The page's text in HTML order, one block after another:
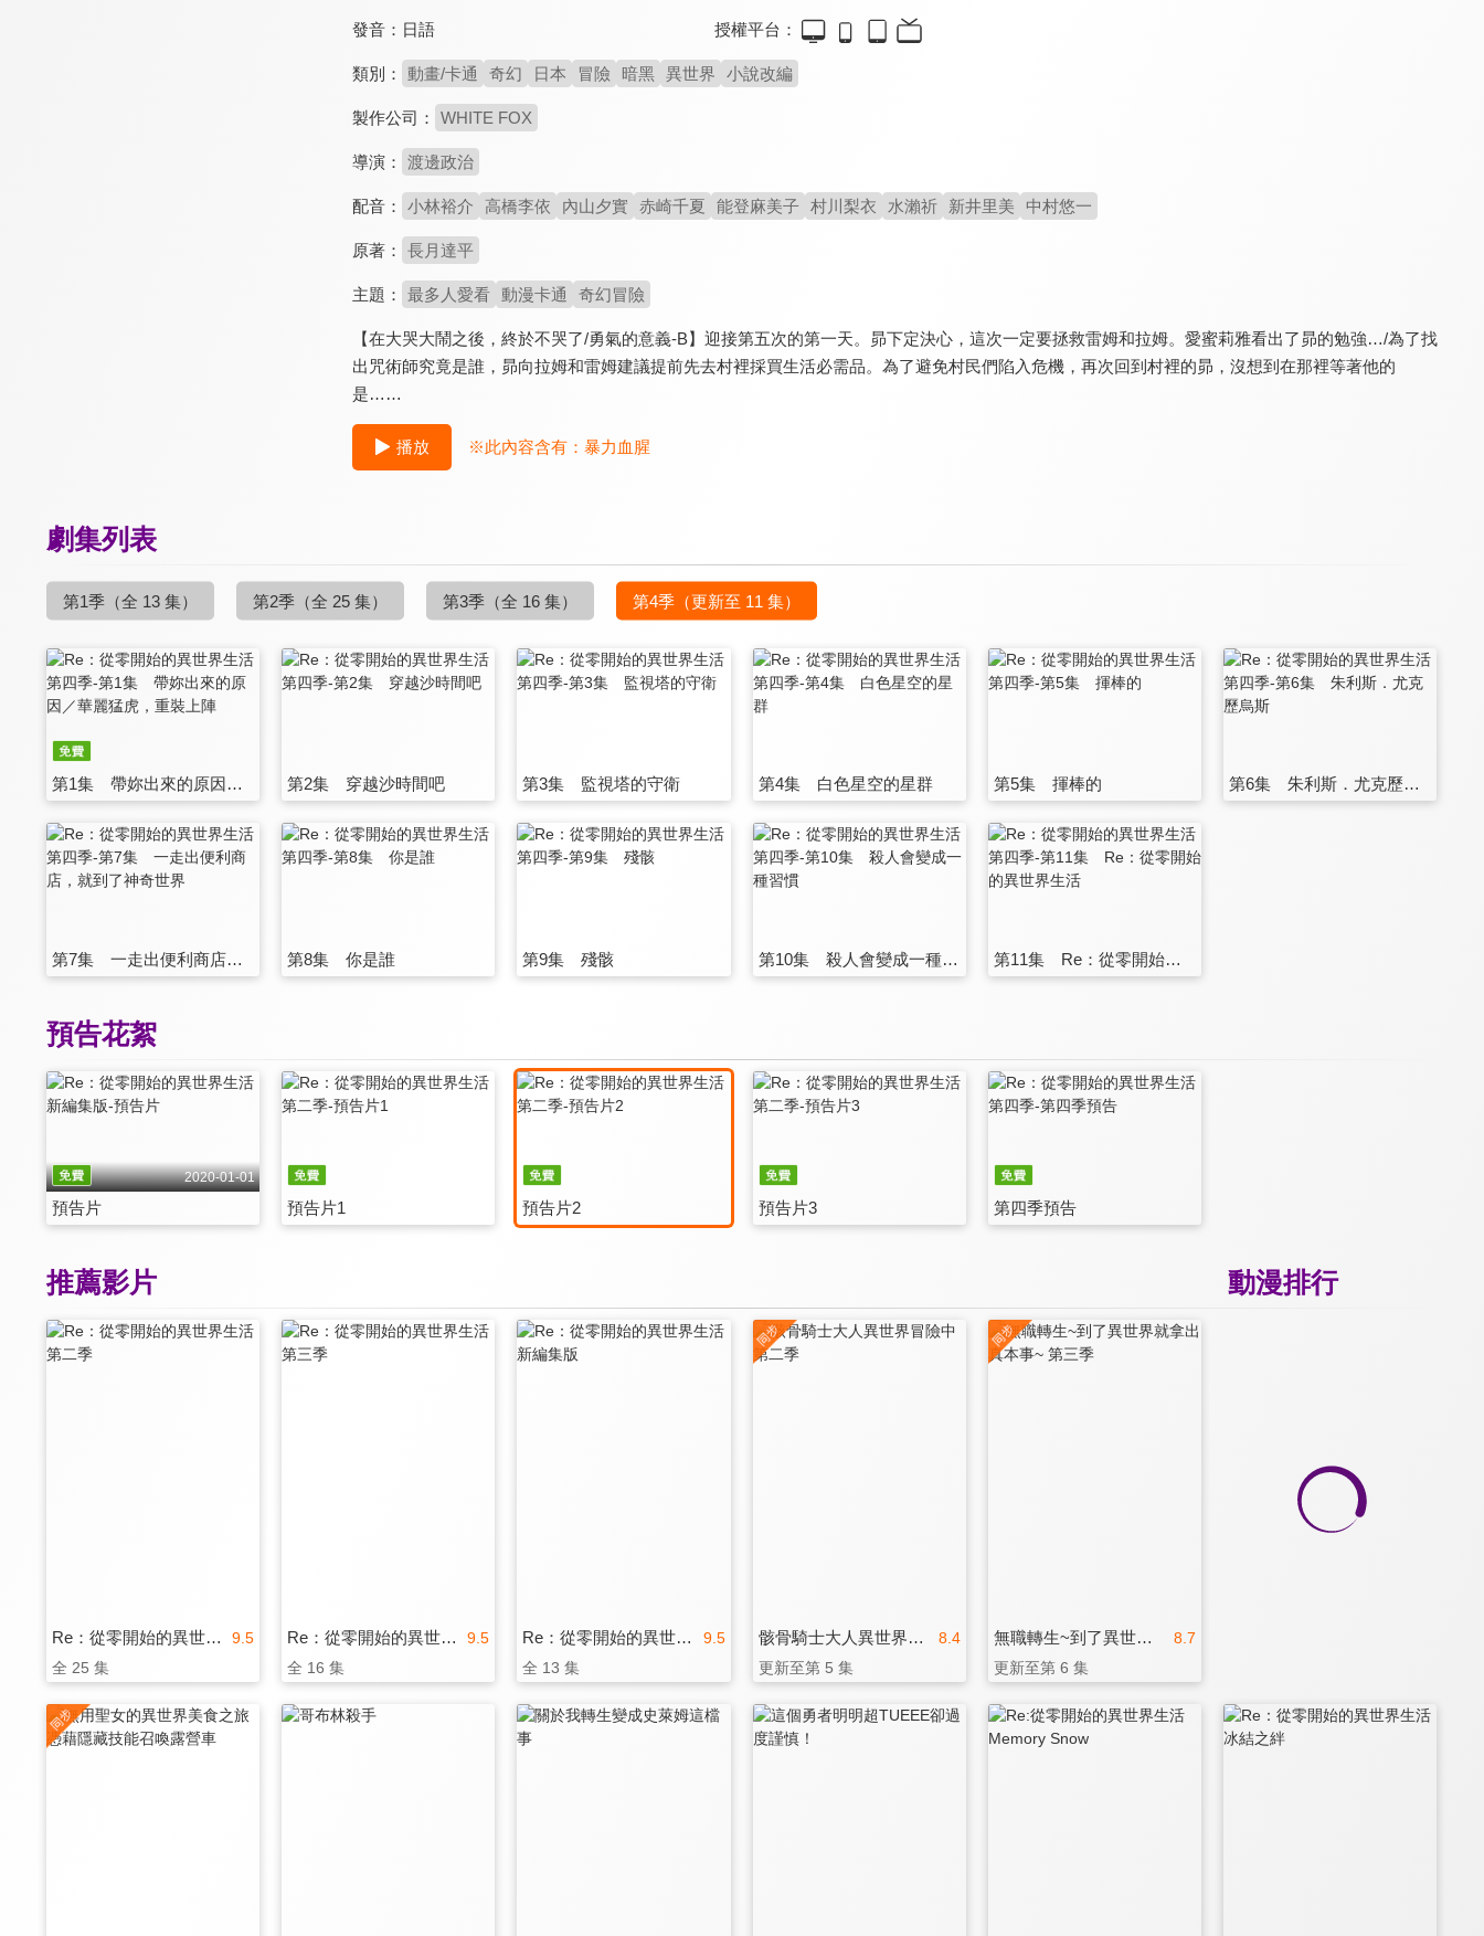
8.0
Re:從零開始的異世界生活 Memory Snow 8.0
Re：從零開始的異世界生活 冰結之絆 8.6
遭到流放的轉生重騎士憑藉遊戲知識大開無雙
更新至第 6 集
發音： 日語 授權平台：
類別： 動畫/卡通 奇幻 日本 冒險 暗黑 異世界 小說改編
製作公司： WHITE FOX
導演： 渡邊政治
配音： 小林裕介 高橋李依 內山夕實 赤崎千夏 能登麻美子 村川梨衣 水瀨祈 新井里美 中村悠一
原著： 長月達平
主題： 最多人愛看 動漫卡通 奇幻冒險
【在大哭大鬧之後，終於不哭了/勇氣的意義-B】迎接第五次的第一天。昴下定決心，這次一定要拯救雷姆和拉姆。愛蜜莉雅看出了昴的勉強…/為了找
出咒術師究竟是誰，昴向拉姆和雷姆建議提前先去村裡採買生活必需品。為了避免村民們陷入危機，再次回到村裡的昴，沒想到在那裡等著他的
是……
播放 ※此內容含有： 暴力血腥
劇集列表
第1季 （全 13 集） 第2季 （全 25 集） 第3季 （全 16 集） 第4季 （更新至 11 集）
第1集 帶妳出來的原因／華麗猛虎，重裝上陣 第2集 穿越沙時間吧 第3集 監視塔的守衛 第4集 白色星空的星群 第5集 揮棒的 第6集 朱利斯．尤克歷烏斯
第7集 一走出便利商店，就到了神奇世界 第8集 你是誰 第9集 殘骸 第10集 殺人會變成一種習慣 第11集 Re：從零開始的異世界生活
預告花絮
2020-01-01
預告片 預告片1 預告片2 預告片3 第四季預告
動漫排行
推薦影片
9.5
Re：從零開始的異世界生活 第二季
全 25 集
9.5
Re：從零開始的異世界生活 第三季
全 16 集
9.5
Re：從零開始的異世界生活 新編集版
全 13 集
8.4
骸骨騎士大人異世界冒險中 第二季
更新至第 5 集
8.7
無職轉生~到了異世界就拿出真本事~ 第三季
更新至第 6 集